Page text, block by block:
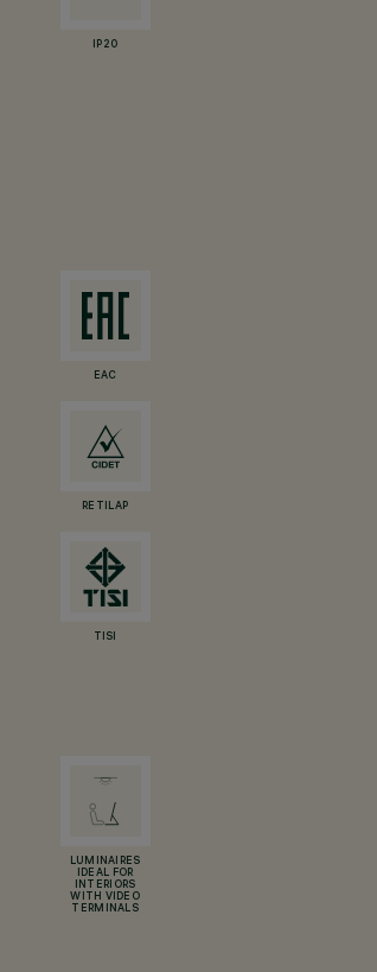
IP20
EAC
RETILAP
TISI
LUMINAIRES
IDEAL FOR
INTERIORS
WITH VIDEO
TERMINALS